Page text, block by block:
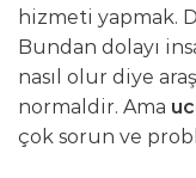
hizmeti yapmak.
Bundan dolayı
nasıl olur diye
normaldir. Ama
çok sorun ve